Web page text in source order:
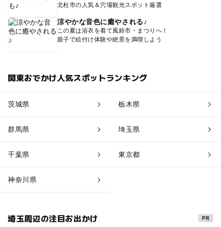
北杜市の人気＆穴場観光スポット厳選
涼やかな音色に癒やされる♪
この夏は浴衣を着て風鈴市・まつりへ！
親子で絵付け体験や絶景を満喫しよう
関東おでかけ人気スポットランキング
茨城県 栃木県
群馬県 埼玉県
千葉県 東京都
神奈川県
埼玉周辺の注目お出かけ